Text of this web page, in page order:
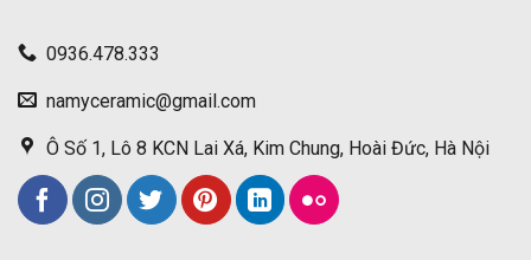
0936.478.333
namyceramic@gmail.com
Ô Số 1, Lô 8 KCN Lai Xá, Kim Chung, Hoài Đức, Hà Nội